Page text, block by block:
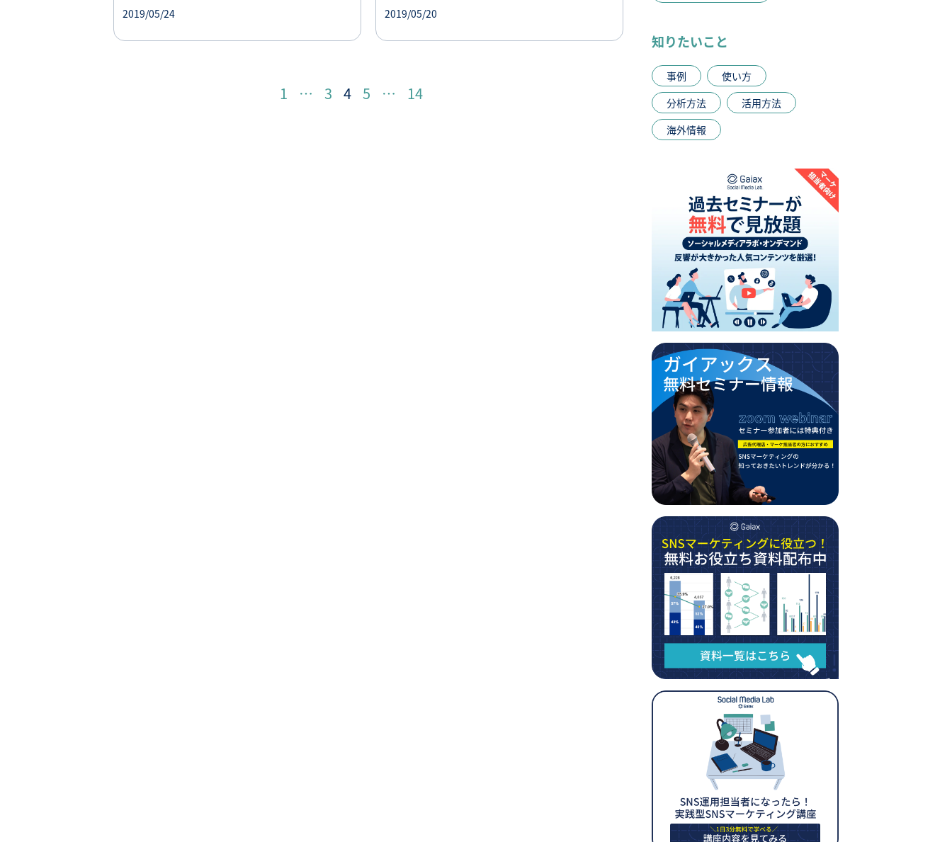
2019/05/24
2019/05/20
1 … 3 4 5 … 14
知りたいこと
事例
使い方
分析方法
活用方法
海外情報